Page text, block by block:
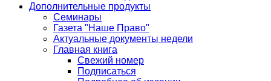
Дополнительные продукты
Семинары
Газета "Наше Право"
Актуальные документы недели
Главная книга
Свежий номер
Подписаться